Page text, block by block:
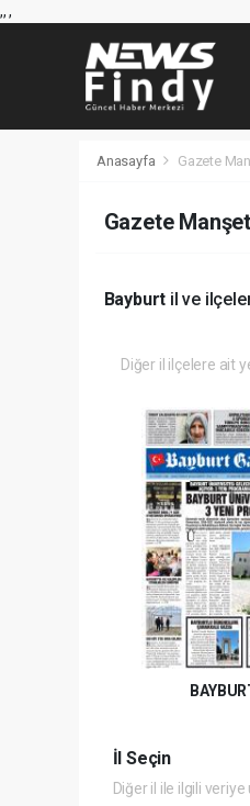
,,,
Anasayfa Gazete
Gazete
Bayburt il ve
Diğer il ilçelere ait
İl Seçin
Diğer il ile ilgili